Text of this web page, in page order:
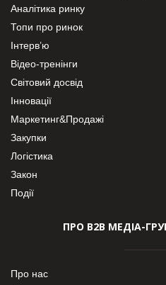
Аналітика ринку
Топи про ринок
Інтерв’ю
Відео-тренінги
Світовий досвід
Інновації
Маркетинг&Продажі
Закупки
Логістика
Закон
Події
ПРО В2В МЕДІА-
Про нас